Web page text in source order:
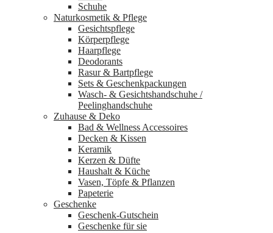
Schuhe
Naturkosmetik & Pflege
Gesichtspflege
Körperpflege
Haarpflege
Deodorants
Rasur & Bartpflege
Sets & Geschenkpackungen
Wasch‑ & Gesichtshandschuhe /
Peelinghandschuhe
Zuhause & Deko
Bad & Wellness Accessoires
Decken & Kissen
Keramik
Kerzen & Düfte
Haushalt & Küche
Vasen, Töpfe & Pflanzen
Papeterie
Geschenke
Geschenk-Gutschein
Geschenke für sie